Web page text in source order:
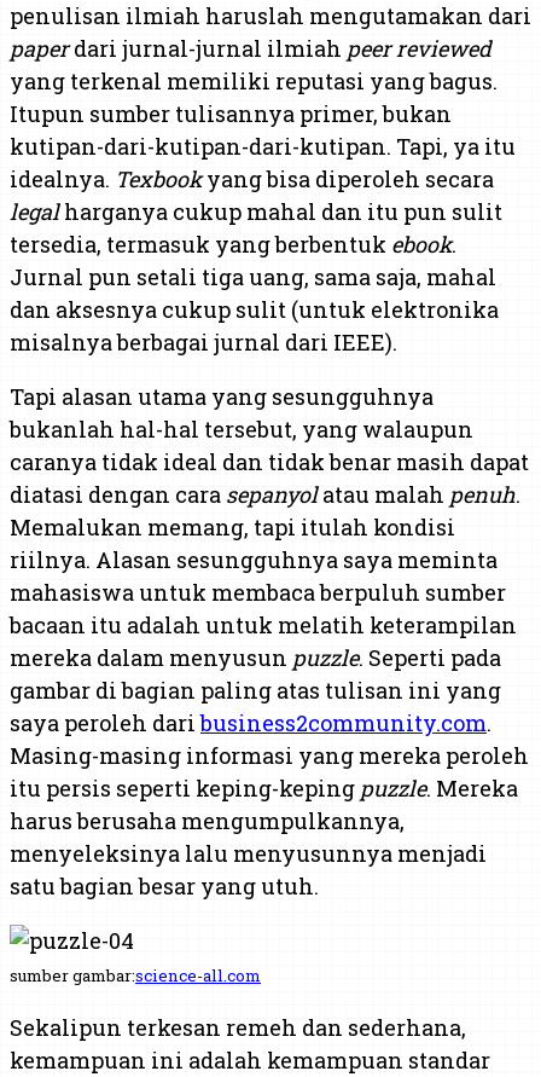
penulisan ilmiah haruslah mengutamakan dari
paperdari jurnal-jurnal ilmiah peer reviewed
yang terkenal memiliki reputasi yang bagus.
Itupun sumber tulisannya primer, bukan
kutipan-dari-kutipan-dari-kutipan. Tapi, ya itu
idealnya. Texbookyang bisa diperoleh secara
legalharganya cukup mahal dan itu pun sulit
tersedia, termasuk yang berbentuk ebook.
Jurnal pun setali tiga uang, sama saja, mahal
dan aksesnya cukup sulit (untuk elektronika
misalnya berbagai jurnal dari IEEE).
Tapi alasan utama yang sesungguhnya
bukanlah hal-hal tersebut, yang walaupun
caranya tidak ideal dan tidak benar masih dapat
diatasi dengan cara sepanyolatau malah penuh.
Memalukan memang, tapi itulah kondisi
riilnya. Alasan sesungguhnya saya meminta
mahasiswa untuk membaca berpuluh sumber
bacaan itu adalah untuk melatih keterampilan
mereka dalam menyusun puzzle. Seperti pada
gambar di bagian paling atas tulisan ini yang
saya peroleh daribusiness2community.com.
Masing-masing informasi yang mereka peroleh
itu persis seperti keping-keping puzzle. Mereka
harus berusaha mengumpulkannya,
menyeleksinya lalu menyusunnya menjadi
satu bagian besar yang utuh.
sumber gambar:science-all.com
Sekalipun terkesan remeh dan sederhana,
kemampuan ini adalah kemampuan standar